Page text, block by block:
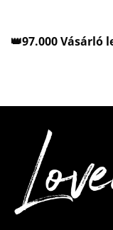
👑97.000 Vásárló